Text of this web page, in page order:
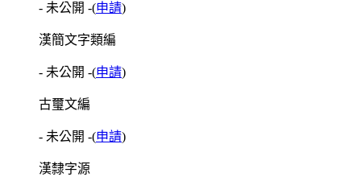
- 未公開 -(申請)
漢簡文字類編
- 未公開 -(申請)
古璽文編
- 未公開 -(申請)
漢隸字源